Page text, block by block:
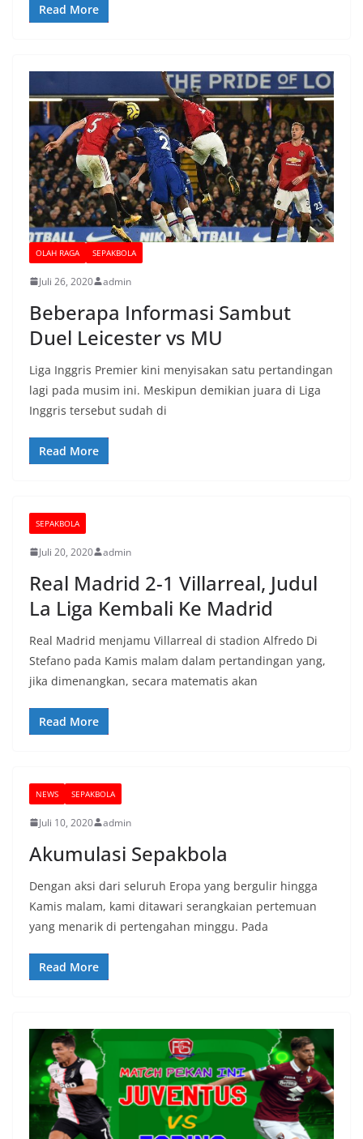
Read More
OLAH RAGA SEPAKBOLA
Juli 26, 2020 admin
Beberapa Informasi Sambut
Duel Leicester vs MU
Liga Inggris Premier kini menyisakan satu pertandingan
lagi pada musim ini. Meskipun demikian juara di Liga
Inggris tersebut sudah di
Read More
SEPAKBOLA
Juli 20, 2020 admin
Real Madrid 2-1 Villarreal, Judul
La Liga Kembali Ke Madrid
Real Madrid menjamu Villarreal di stadion Alfredo Di
Stefano pada Kamis malam dalam pertandingan yang,
jika dimenangkan, secara matematis akan
Read More
NEWS SEPAKBOLA
Juli 10, 2020 admin
Akumulasi Sepakbola
Dengan aksi dari seluruh Eropa yang bergulir hingga
Kamis malam, kami ditawari serangkaian pertemuan
yang menarik di pertengahan minggu. Pada
Read More